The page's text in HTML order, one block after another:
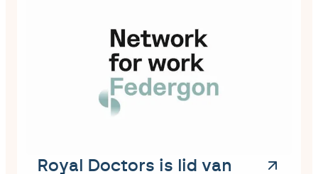
Royal Doctors is lid van